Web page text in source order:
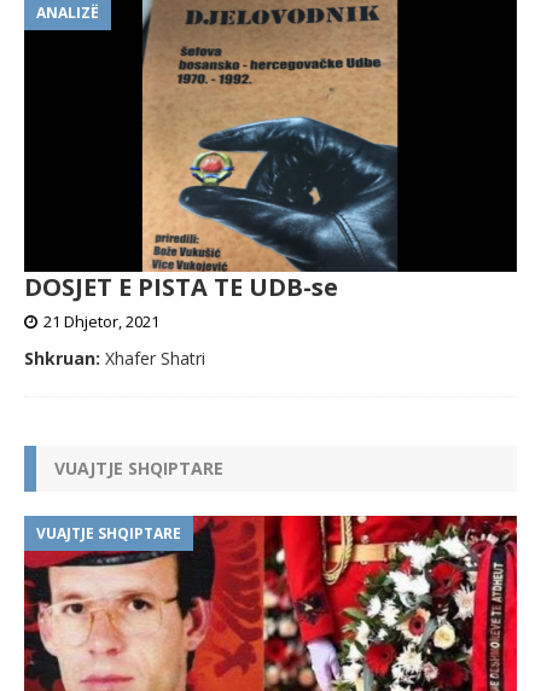
ANALIZË
DOSJET E PISTA TE UDB-se
21 Dhjetor, 2021
Shkruan: Xhafer Shatri
VUAJTJE SHQIPTARE
VUAJTJE SHQIPTARE